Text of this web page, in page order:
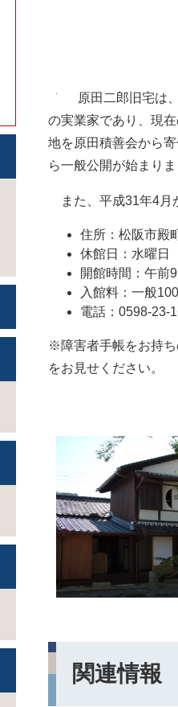
原田二郎旧宅は
の実業家であり、現
地を原田積善会から
ら一般公開が始まりま
また、平成31年4月
住所：松阪市殿
休館日：水曜日
開館時間：午前
入館料：一般
電話：0598-23-
※障害者手帳をお持ち
をお見せください。
関連情報